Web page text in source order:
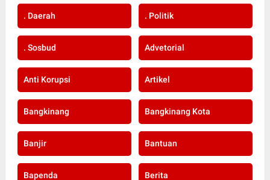
. Daerah . Politik
. Sosbud Advetorial
Anti Korupsi Artikel
Bangkinang Bangkinang Kota
Banjir Bantuan
Bapenda Berita